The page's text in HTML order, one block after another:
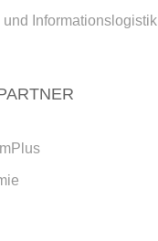
und Informationslogistik